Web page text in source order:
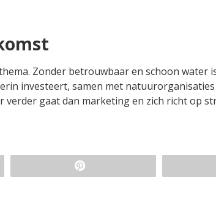
Zonder betrouwbaar en schoon water
investeert, samen met
verder gaat dan marketing en zich richt op